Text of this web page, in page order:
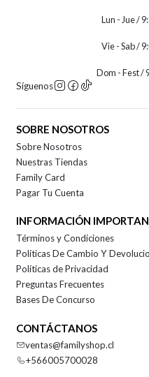
Lun - Jue /
Vie - Sab /
Dom - Fest /
Síguenos
SOBRE NOSOTROS
Sobre Nosotros
Nuestras Tiendas
Family Card
Pagar Tu Cuenta
INFORMACIÓN
Términos y Condiciones
Políticas De Cambio Y
Políticas de Privacidad
Preguntas Frecuentes
Bases De Concurso
CONTÁCTANOS
ventas@familyshop.cl
+566005700028